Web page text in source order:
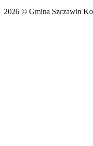
2026 © Gmina Szczawin